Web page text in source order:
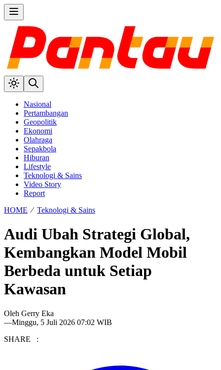
Nasional
Pertambangan
Geopolitik
Ekonomi
Olahraga
Sepakbola
Hiburan
Lifestyle
Teknologi & Sains
Video Story
Report
HOME ⁄ Teknologi & Sains
Audi Ubah Strategi Global,
Kembangkan Model Mobil
Berbeda untuk Setiap
Kawasan
Oleh Gerry Eka
—Minggu, 5 Juli 2026 07:02 WIB
SHARE :